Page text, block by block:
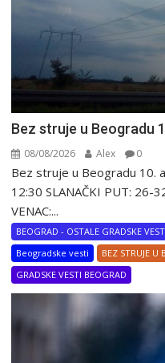
Bez struje u Beogradu
08/08/2026 Alex 0
Bez struje u Beogradu 10.
12:30 SLANAČKI PUT: 26-
VENAC:...
BEOGRAD - OSTALE GRADSKE
Beogradske vesti
BEZ STRUJE U
GRADSKE VESTI BEOGRAD